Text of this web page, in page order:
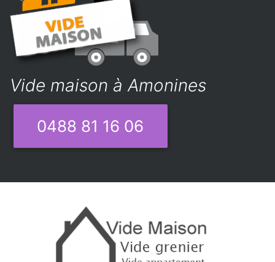
Vide maison à Amonines
0488 81 16 06